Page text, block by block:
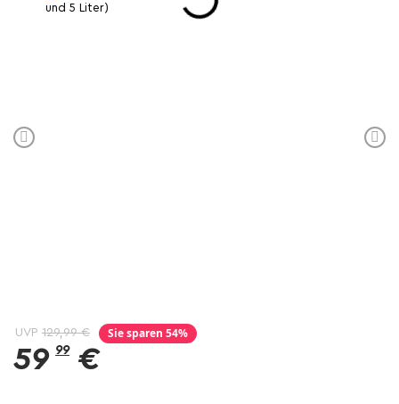
UVP 129,99 € Sie sparen 54%
59 99 €